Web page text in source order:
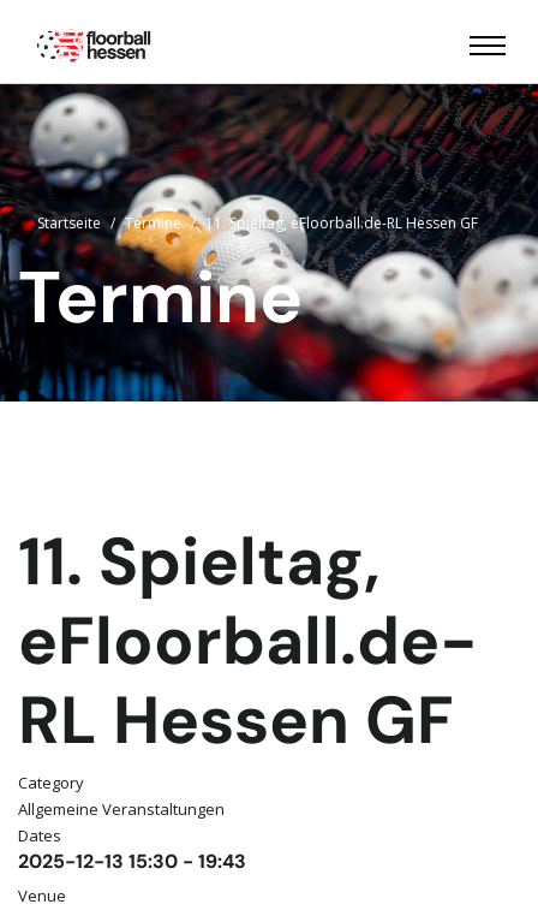
Startseite Termine 11. Spieltag, eFloorball.de-RL Hessen GF
Termine
11. Spieltag,
eFloorball.de-
RL Hessen GF
Category
Allgemeine Veranstaltungen
Dates
2025-12-13 15:30 - 19:43
Venue